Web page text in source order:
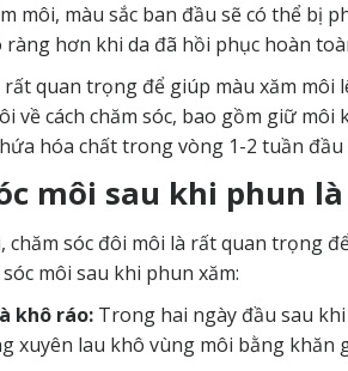
môi, màu sắc ban đầu sẽ có thể bị
hơn khi da đã hồi phục hoàn
rất quan trọng để giúp màu xăm
về cách chăm sóc, bao gồm giữ
hóa chất trong vòng 1-2 tuần đầu
môi sau khi phun
chăm sóc đôi môi là rất quan trọng
môi sau khi phun xăm:
khô ráo:Trong hai ngày đầu sau
xuyên lau khô vùng môi bằng khăn